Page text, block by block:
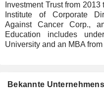
Investment Trust from
Institute of Corporate
Against Cancer Corp.,
Education includes
University and an MBA
Bekannte